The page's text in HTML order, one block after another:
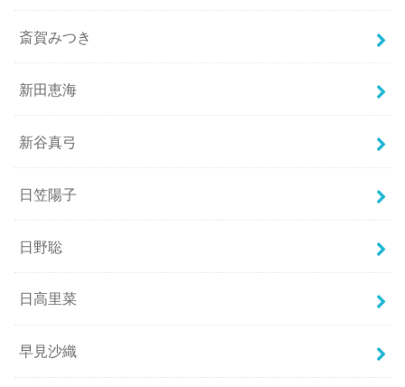
斎賀みつき
新田恵海
新谷真弓
日笠陽子
日野聡
日高里菜
早見沙織